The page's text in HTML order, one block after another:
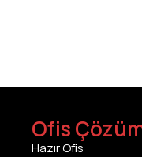
Ofis
Hazır Ofis